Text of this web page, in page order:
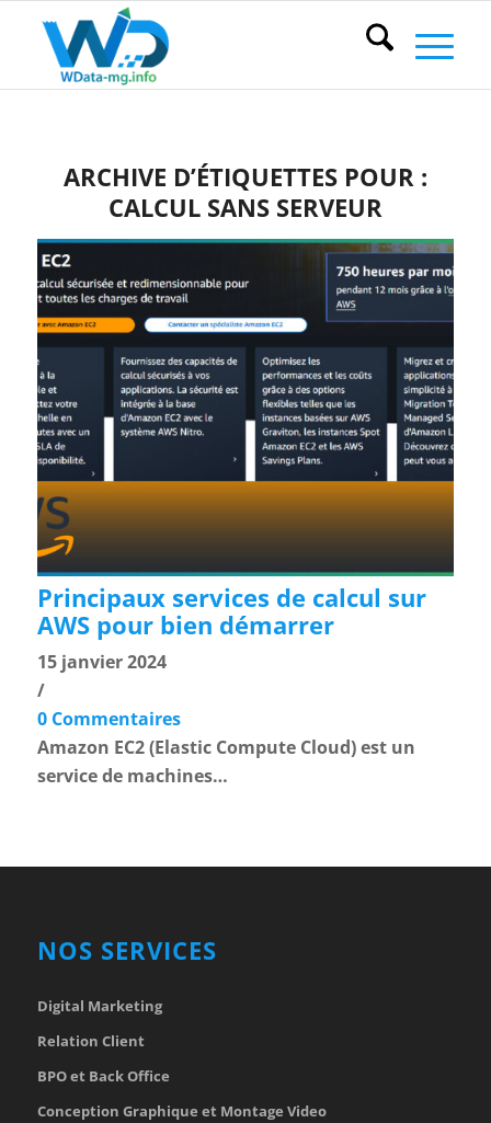
ARCHIVE D’ÉTIQUETTES POUR :
CALCUL SANS SERVEUR
Principaux services de calcul sur
AWS pour bien démarrer
15 janvier 2024
/
0 Commentaires
Amazon EC2 (Elastic Compute Cloud) est un
service de machines…
NOS SERVICES
Digital Marketing
Relation Client
BPO et Back Office
Conception Graphique et Montage Video